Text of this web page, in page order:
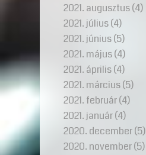
2021. augusztus(4)
2021. július(4)
2021. június(5)
2021. május(4)
2021. április(4)
2021. március(5)
2021. február(4)
2021. január(4)
2020. december(5)
2020. november(5)